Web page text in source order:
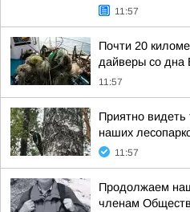
11:57
Почти 20
дайверы со дна
11:57
Приятно видеть
наших
11:57
Продолжаем
членам